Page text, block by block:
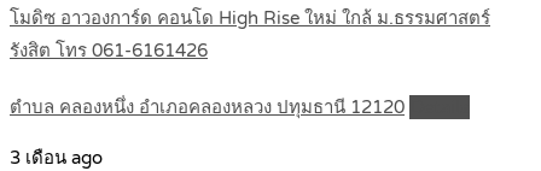
โมดิซ อาวองการ์ด คอนโด High Rise ใหม่ ใกล้ ม.ธรรมศาสตร์
รังสิต โทร 061-6161426
ตำบล คลองหนึ่ง อำเภอคลองหลวง ปทุมธานี 12120
3 เดือน ago